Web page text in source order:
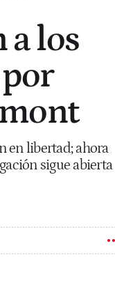
a los
en libertad; ahora
sigue abierta